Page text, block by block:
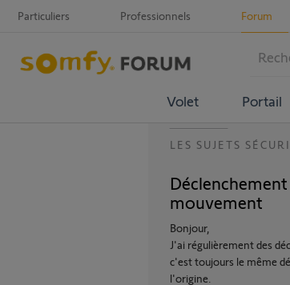
Particuliers Professionnels Forum
Volet Portail
LES SUJETS
mouvement
Bonjour,
J'ai régulièrement des
c'est toujours le même
l'origine.